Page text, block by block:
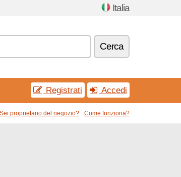
Italia
Cerca
Registrati Accedi
Sei proprietario del negozio? Come funziona?